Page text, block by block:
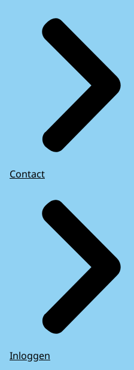
Contact
Inloggen